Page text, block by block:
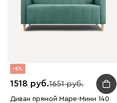
Дарте
8
1518 1651
Диван прямой Маре-Мини 140